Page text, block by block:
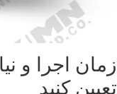
زمان اجرا و
تعیین کنید